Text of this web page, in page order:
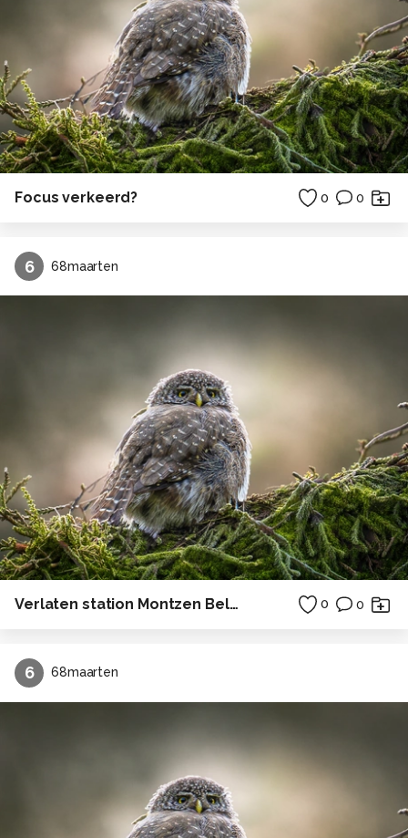
Focus verkeerd? 0 0
6 68maarten
Verlaten station Montzen België 0 0
6 68maarten